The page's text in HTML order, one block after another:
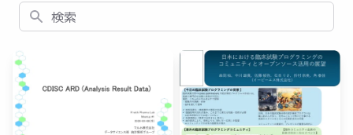
検索